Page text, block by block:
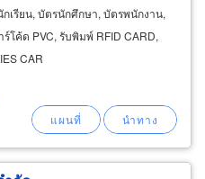
เรียน, บัตรนักศึกษา, บัตรพนักงาน,
โค้ด PVC, รับพิมพ์ RFID CARD,
CAR